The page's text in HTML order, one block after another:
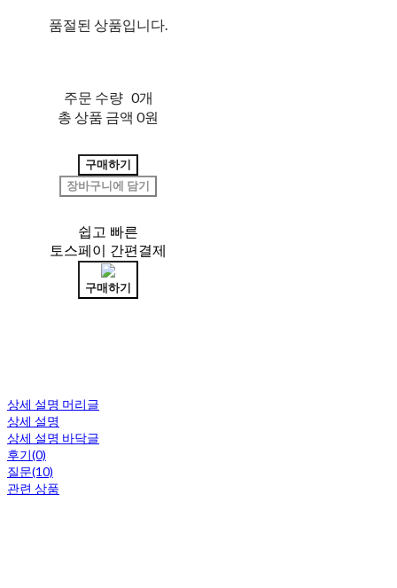
품절된 상품입니다.
주문 수량 0개
총 상품 금액 0원
구매하기
장바구니에 담기
쉽고 빠른
토스페이 간편결제
구매하기
상세 설명 머리글
상세 설명
상세 설명 바닥글
후기(0)
질문(10)
관련 상품